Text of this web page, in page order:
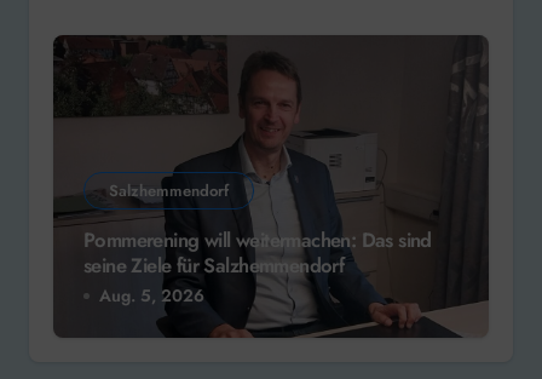
Salzhemmendorf
Pommerening will weitermachen: Das sind
seine Ziele für Salzhemmendorf
Aug. 5, 2026